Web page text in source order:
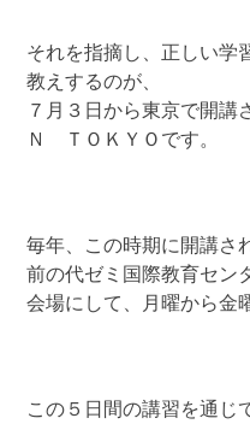
それを指摘し、正しい学
教えするのが、
７月３日から東京で開
Ｎ ＴＯＫＹＯです。
毎年、この時期に開講さ
前の代ゼミ国際教育セン
会場にして、月曜から金
この５日間の講習を通じ